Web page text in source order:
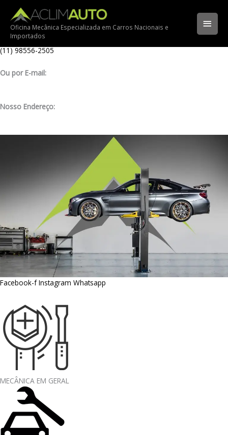
para
conteúdo
Oficina Mecânica Especializada em Carros Nacionais e
Importados
Ligue para nossa oficina:
(11) 3341-3969
Ligue pelo nosso WhatsApp:
(11) 98556-2505
Ou por E-mail:
Nosso Endereço:
Facebook-fInstagram Whatsapp
MECÂNICA EM GERAL